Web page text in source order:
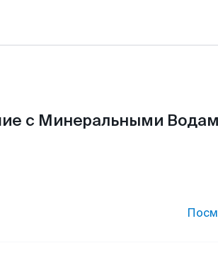
с Минеральными